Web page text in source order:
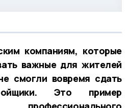
компаниям, которые
важные для жителей
смогли вовремя сдать
Это пример